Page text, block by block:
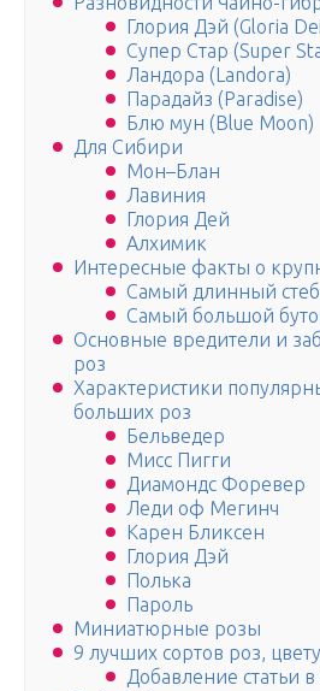
Глория Дэй (Gloria
Супер Стар (Super
Ландора (Landora)
Парадайз (Paradise)
Блю мун (Blue Moon)
Для Сибири
Мон–Блан
Лавиния
Глория Дей
Алхимик
Интересные факты о
Самый длинный
Самый большой
Основные вредители и
роз
Характеристики
больших роз
Бельведер
Мисс Пигги
Диамондс Форевер
Леди оф Мегинч
Карен Бликсен
Глория Дэй
Полька
Пароль
Миниатюрные розы
9 лучших сортов роз,
Добавление статьи